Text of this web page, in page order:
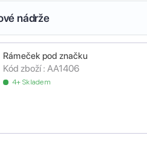
nádrže
Rámeček pod značku
Kód zboží : AA1406
4+ Skladem